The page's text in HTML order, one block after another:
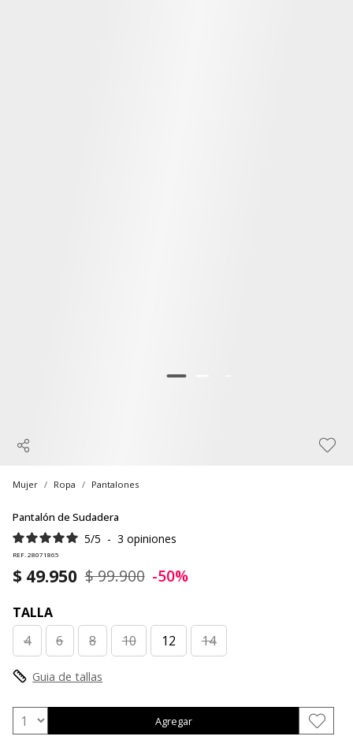
Mujer Ropa Pantalones
Pantalón de Sudadera
5/5 - 3 opiniones
REF. 28071865
$ 49.950 $ 99.900 -50%
TALLA
4
6 8 10 12 14
Guia de tallas
Agregar